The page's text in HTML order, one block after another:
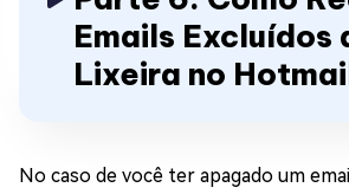
Emails Excluídos
Lixeira no
No caso de você ter apagado um